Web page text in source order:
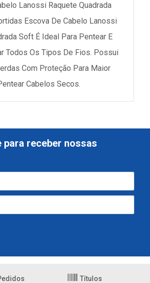
Lanossi Raquete Quadrada
Escova De Cabelo Lanossi
Soft É Ideal Para Pentear E
Todos Os Tipos De Fios. Possui
Com Proteção Para Maior
Cabelos Secos.
para receber nossas
Títulos